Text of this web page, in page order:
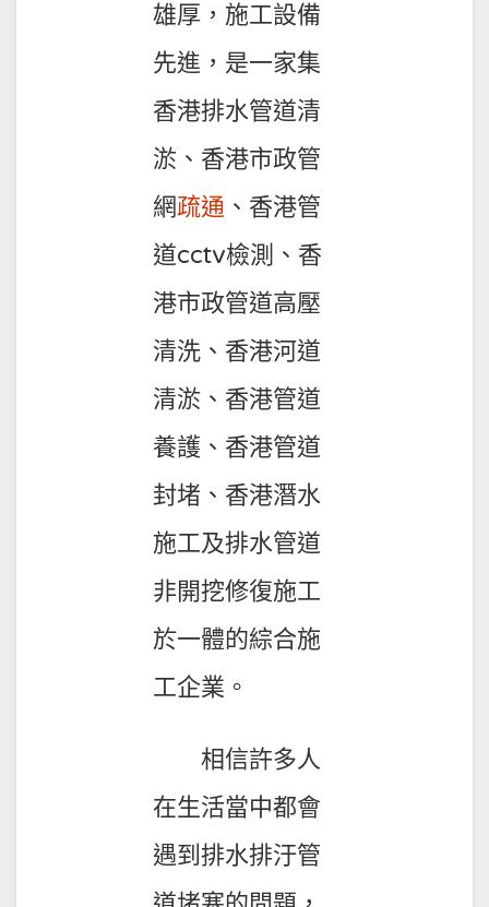
雄厚，施工設備
先進，是一家集
香港排水管道清
淤、香港市政管
網疏通 、香港管
道cctv檢測、香
港市政管道高壓
清洗、香港河道
清淤、香港管道
養護、香港管道
封堵、香港潛水
施工及排水管道
非開挖修復施工
於一體的綜合施
工企業。
相信許多人
在生活當中都會
遇到排水排汙管